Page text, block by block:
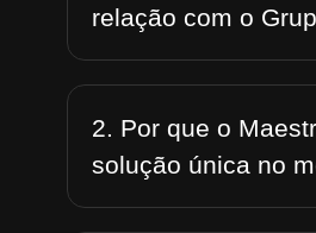
relação com o
2. Por que o
solução única no